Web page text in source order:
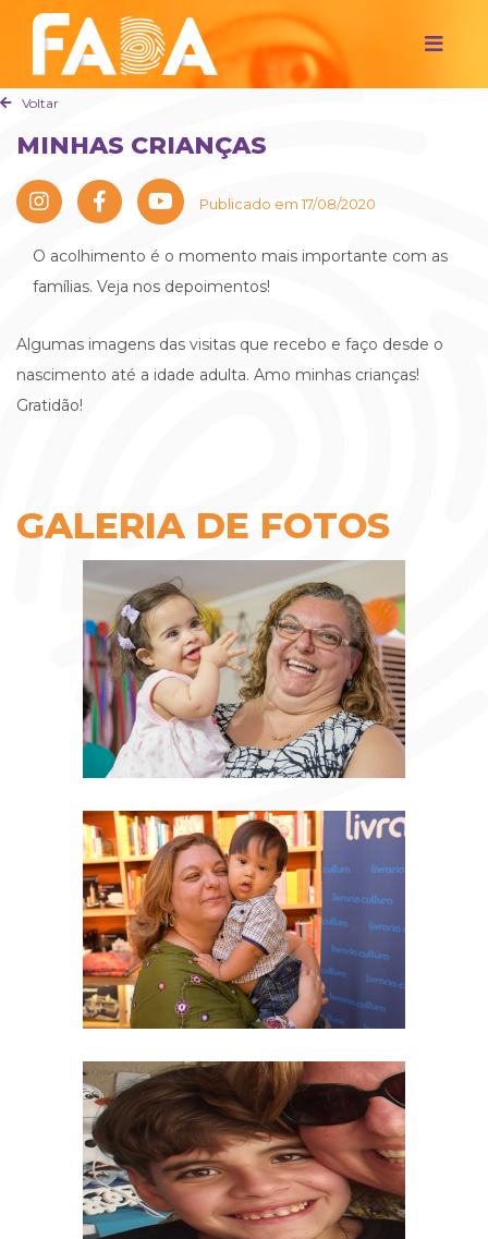
Voltar
MINHAS CRIANÇAS
Publicado em 17/08/2020
O acolhimento é o momento mais importante com as
famílias. Veja nos depoimentos!
Algumas imagens das visitas que recebo e faço desde o
nascimento até a idade adulta. Amo minhas crianças!
Gratidão!
GALERIA DE FOTOS